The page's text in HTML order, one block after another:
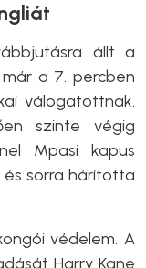
állt a
a 7. percben
válogatottnak.
szinte végig
Mpasi kapus
sorra hárította
védelem. A
Harry Kane